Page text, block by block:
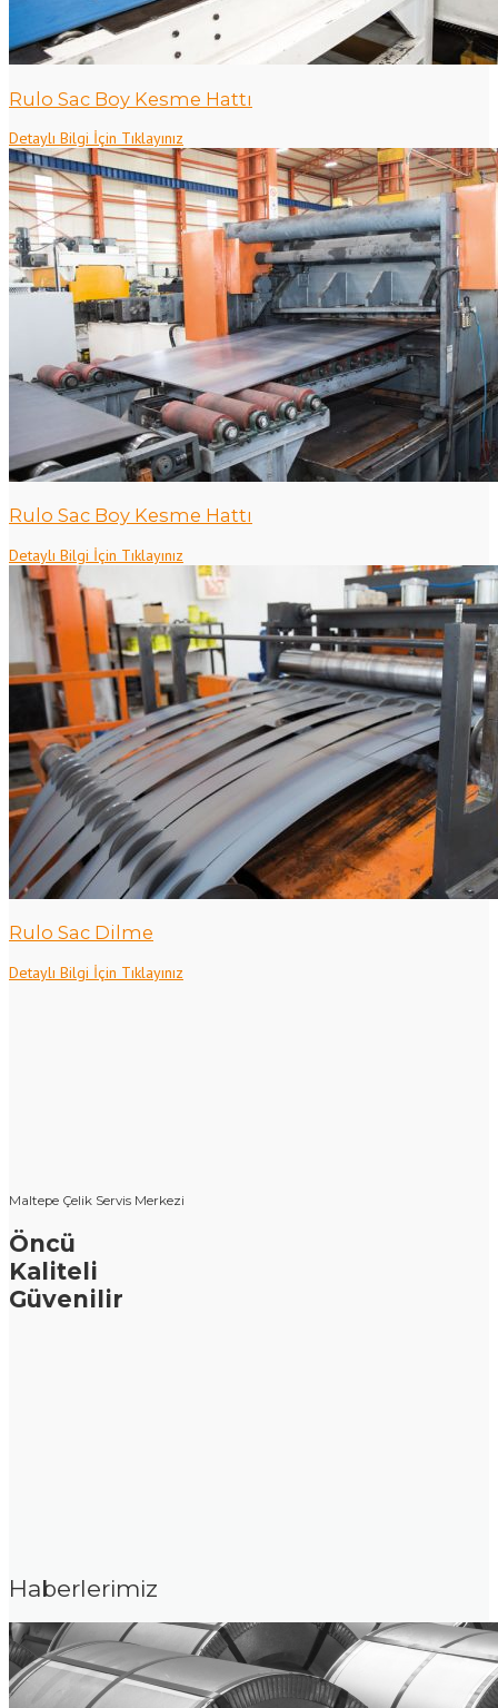
Rulo Sac Boy Kesme Hattı
Detaylı Bilgi İçin Tıklayınız
Rulo Sac Boy Kesme Hattı
Detaylı Bilgi İçin Tıklayınız
Rulo Sac Dilme
Detaylı Bilgi İçin Tıklayınız
Maltepe Çelik Servis Merkezi
Öncü
Kaliteli
Güvenilir
Haberlerimiz